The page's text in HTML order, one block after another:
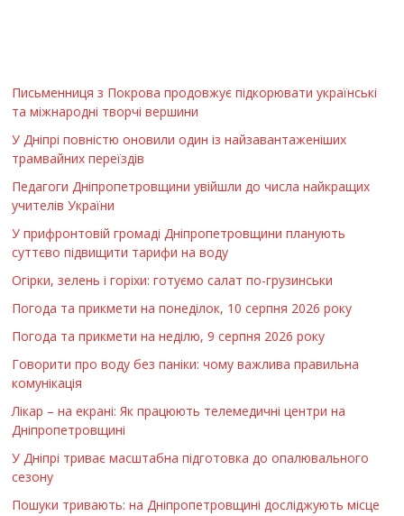
Письменниця з Покрова продовжує підкорювати українські
та міжнародні творчі вершини
У Дніпрі повністю оновили один із найзавантаженіших
трамвайних переїздів
Педагоги Дніпропетровщини увійшли до числа найкращих
учителів України
У прифронтовій громаді Дніпропетровщини планують
суттєво підвищити тарифи на воду
Огірки, зелень і горіхи: готуємо салат по-грузинськи
Погода та прикмети на понеділок, 10 серпня 2026 року
Погода та прикмети на неділю, 9 серпня 2026 року
Говорити про воду без паніки: чому важлива правильна
комунікація
Лікар – на екрані: Як працюють телемедичні центри на
Дніпропетровщині
У Дніпрі триває масштабна підготовка до опалювального
сезону
Пошуки тривають: на Дніпропетровщині досліджують місце